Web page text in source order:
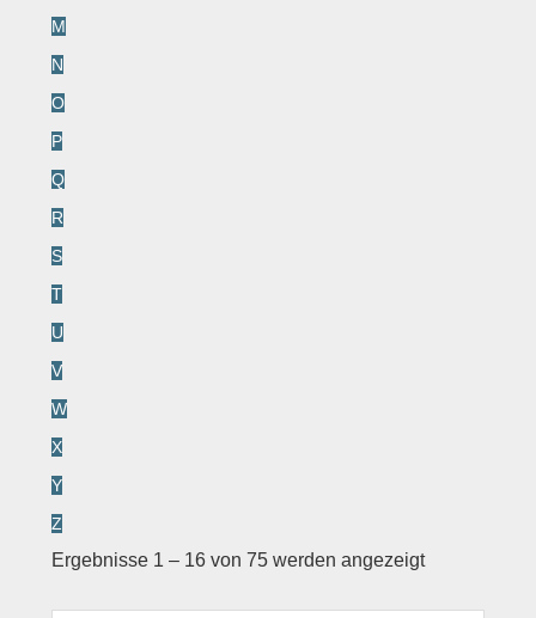
M
N
O
P
Q
R
S
T
U
V
W
X
Y
Z
Ergebnisse 1 – 16 von 75 werden angezeigt